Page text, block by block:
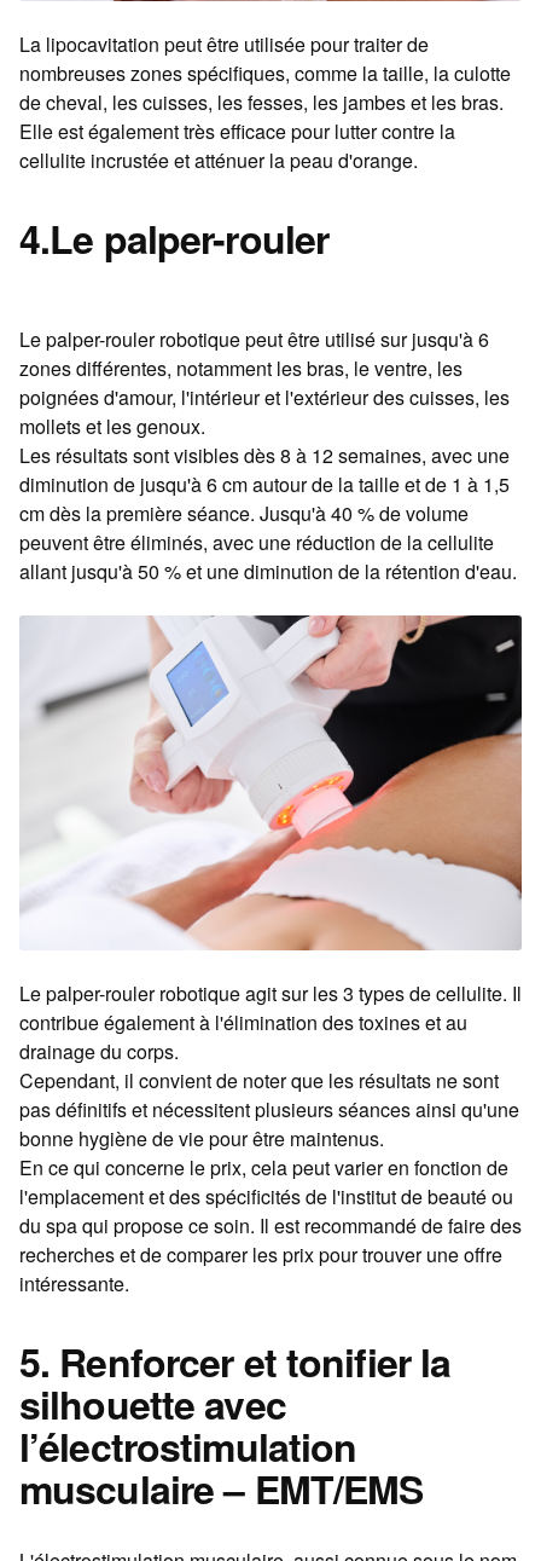
La lipocavitation peut être utilisée pour traiter de
nombreuses zones spécifiques, comme la taille, la culotte
de cheval, les cuisses, les fesses, les jambes et les bras.
Elle est également très efficace pour lutter contre la
cellulite incrustée et atténuer la peau d'orange.
4.Le palper-rouler
Le palper-rouler robotique peut être utilisé sur jusqu'à 6
zones différentes, notamment les bras, le ventre, les
poignées d'amour, l'intérieur et l'extérieur des cuisses, les
mollets et les genoux.
Les résultats sont visibles dès 8 à 12 semaines, avec une
diminution de jusqu'à 6 cm autour de la taille et de 1 à 1,5
cm dès la première séance. Jusqu'à 40 % de volume
peuvent être éliminés, avec une réduction de la cellulite
allant jusqu'à 50 % et une diminution de la rétention d'eau.
Le palper-rouler robotique agit sur les 3 types de cellulite. Il
contribue également à l'élimination des toxines et au
drainage du corps.
Cependant, il convient de noter que les résultats ne sont
pas définitifs et nécessitent plusieurs séances ainsi qu'une
bonne hygiène de vie pour être maintenus.
En ce qui concerne le prix, cela peut varier en fonction de
l'emplacement et des spécificités de l'institut de beauté ou
du spa qui propose ce soin. Il est recommandé de faire des
recherches et de comparer les prix pour trouver une offre
intéressante.
5. Renforcer et tonifier la
silhouette avec
l’électrostimulation
musculaire – EMT/EMS